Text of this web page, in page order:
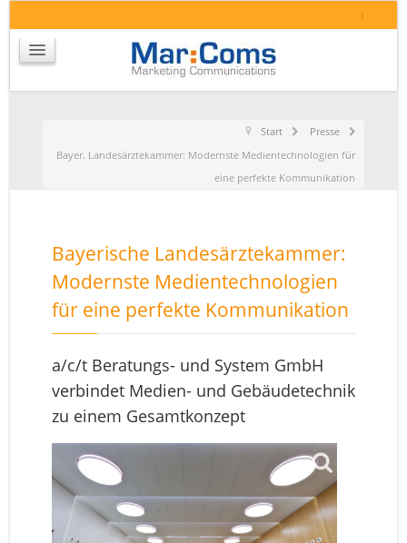
I
Start
Presse
Bayer. Landesärztekammer: Modernste Medientechnologien für
eine perfekte Kommunikation
Bayerische Landesärztekammer:
Modernste Medientechnologien
für eine perfekte Kommunikation
a/c/t Beratungs- und System GmbH
verbindet Medien- und Gebäudetechnik
zu einem Gesamtkonzept